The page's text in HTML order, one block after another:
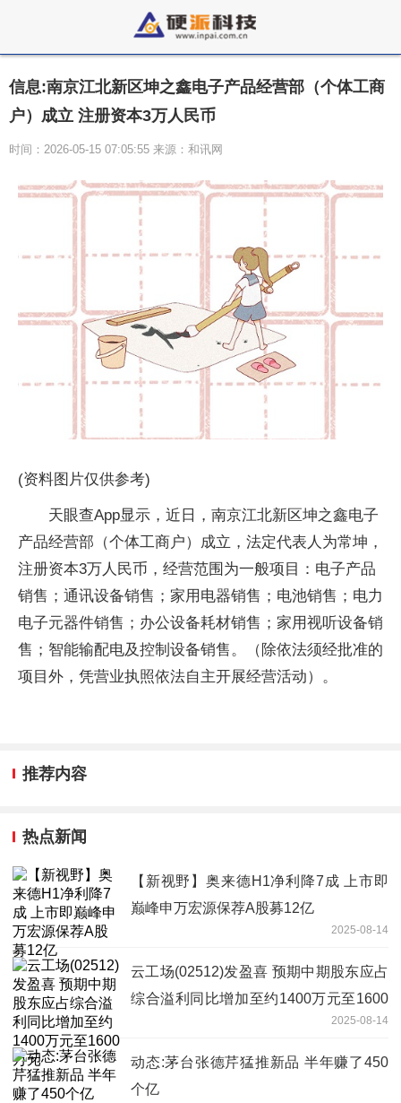
信息:南京江北新区坤之鑫电子产品经营部（个体工商
户）成立 注册资本3万人民币
时间：2026-05-15 07:05:55 来源：和讯网
(资料图片仅供参考)
天眼查App显示，近日，南京江北新区坤之鑫电子
产品经营部（个体工商户）成立，法定代表人为常坤，
注册资本3万人民币，经营范围为一般项目：电子产品
销售；通讯设备销售；家用电器销售；电池销售；电力
电子元器件销售；办公设备耗材销售；家用视听设备销
售；智能输配电及控制设备销售。（除依法须经批准的
项目外，凭营业执照依法自主开展经营活动）。
推荐内容
热点新闻
【新视野】奥来德H1净利降7成 上市即
巅峰申万宏源保荐A股募12亿
2025-08-14
云工场(02512)发盈喜 预期中期股东应占
综合溢利同比增加至约1400万元至1600
2025-08-14
动态:茅台张德芹猛推新品 半年赚了450
个亿